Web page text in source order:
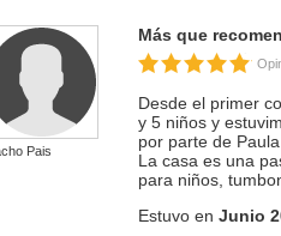
Pais
Más que
Desde el primer
y 5 niños y
por parte de
La casa es una
para niños,
Estuvo en Junio